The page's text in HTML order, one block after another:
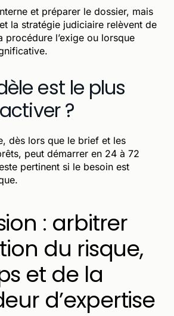
et préparer le dossier, mais
la stratégie judiciaire relèvent de
procédure l’exige ou lorsque
est le plus
?
dès lors que le brief et les
peut démarrer en 24 à 72
pertinent si le besoin est
: arbitrer
du risque,
et de la
d’expertise